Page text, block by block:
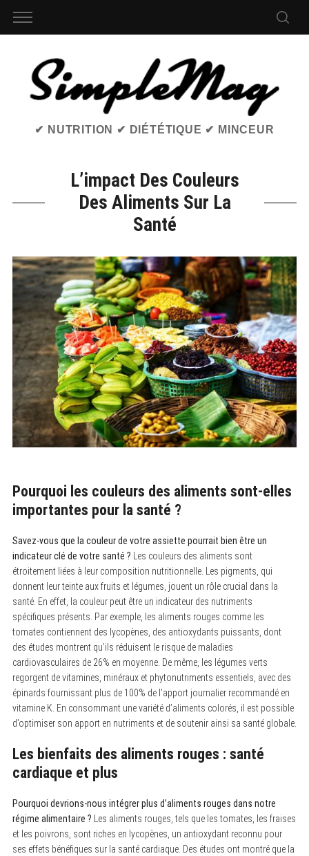
✔ NUTRITION ✔ DIÉTÉTIQUE ✔ MINCEUR
L’impact Des Couleurs
Des Aliments Sur La
Santé
Pourquoi les couleurs des aliments sont-elles
importantes pour la santé ?
Savez-vous que la couleur de votre assiette pourrait bien être un
indicateur clé de votre santé ? Les couleurs des aliments sont
étroitement liées à leur composition nutritionnelle. Les pigments, qui
donnent leur teinte aux fruits et légumes, jouent un rôle crucial dans la
santé. En effet, la couleur peut être un indicateur des nutriments
spécifiques présents. Par exemple, les aliments rouges comme les
tomates contiennent des lycopènes, des antioxydants puissants, dont
des études montrent qu’ils réduisent le risque de maladies
cardiovasculaires de 26% en moyenne. De même, les légumes verts
regorgent de vitamines, minéraux et phytonutriments essentiels, avec des
épinards fournissant plus de 100% de l’apport journalier recommandé en
vitamine K. En consommant une variété d’aliments colorés, il est possible
d’optimiser son apport en nutriments et de soutenir ainsi sa santé globale.
Les bienfaits des aliments rouges : santé
cardiaque et plus
Pourquoi devrions-nous intégrer plus d’aliments rouges dans notre
régime alimentaire ? Les aliments rouges, tels que les tomates, les fraises
et les poivrons, sont riches en lycopènes, un antioxydant reconnu pour
ses effets bénéfiques sur la santé cardiaque. Des études ont montré que la